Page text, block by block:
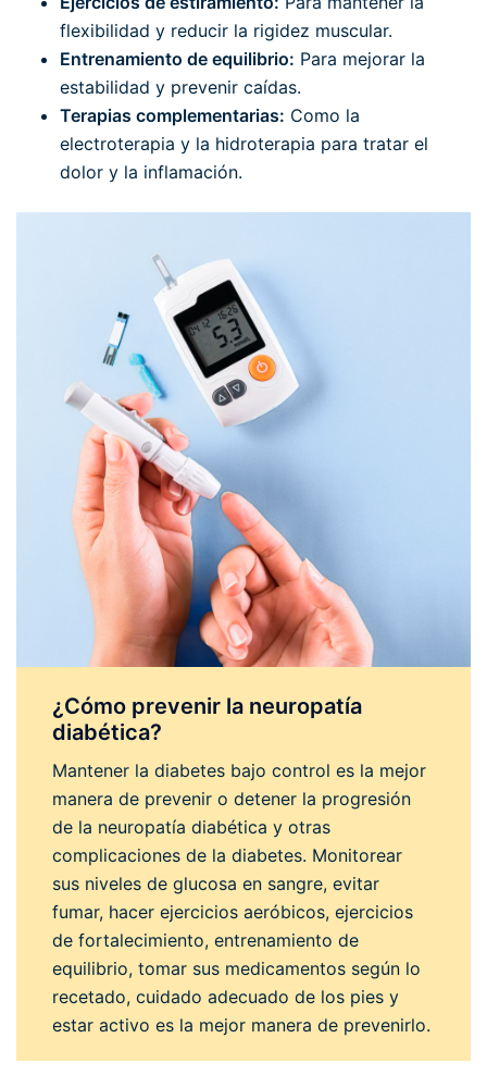
flexibilidad y reducir la rigidez muscular.
Entrenamiento de equilibrio: Para mejorar la
estabilidad y prevenir caídas.
Terapias complementarias: Como la
electroterapia y la hidroterapia para tratar el
dolor y la inflamación.
¿Cómo prevenir la neuropatía
diabética?
Mantener la diabetes bajo control es la mejor
manera de prevenir o detener la progresión
de la neuropatía diabética y otras
complicaciones de la diabetes. Monitorear
sus niveles de glucosa en sangre, evitar
fumar, hacer ejercicios aeróbicos, ejercicios
de fortalecimiento, entrenamiento de
equilibrio, tomar sus medicamentos según lo
recetado, cuidado adecuado de los pies y
estar activo es la mejor manera de prevenirlo.